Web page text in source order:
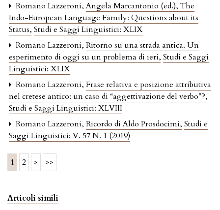
Romano Lazzeroni,Angela Marcantonio (ed.), The
Indo-European Language Family: Questions about its
Status, Studi e Saggi Linguistici: XLIX
Romano Lazzeroni, Ritorno su una strada antica. Un
esperimento di oggi su un problema di ieri, Studi e Saggi
Linguistici: XLIX
Romano Lazzeroni, Frase relativa e posizione attributiva
nel cretese antico: un caso di “aggettivazione del verbo”?,
Studi e Saggi Linguistici: XLVIII
Romano Lazzeroni, Ricordo di Aldo Prosdocimi, Studi e
Saggi Linguistici: V. 57 N. 1 (2019)
1 2 > >>
Articoli simili